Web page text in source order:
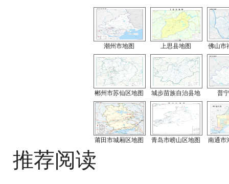
潮州市地图 上思县地图 佛山市
郴州市苏仙区地图 城步苗族自治县地 普
莆田市城厢区地图 青岛市崂山区地图 南通市
推荐阅读